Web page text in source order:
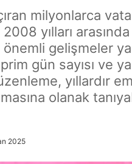
milyonlarca
yılları
gelişmeler
gün sayısı ve
yıllardır
olanak
2025